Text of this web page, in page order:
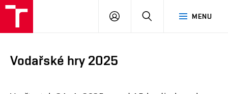
Brno
MENU
PŘIHLÁSIT
Vodařské hry 2025